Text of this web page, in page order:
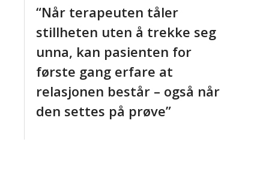
“Når terapeuten tåler
stillheten uten å trekke seg
unna, kan pasienten for
første gang erfare at
relasjonen består – også når
den settes på prøve”